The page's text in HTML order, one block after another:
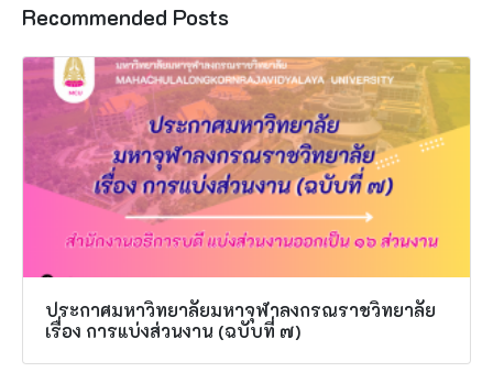
Recommended Posts
ประกาศมหาวิทยาลัยมหาจุฬาลงกรณราชวิทยาลัย
เรื่อง การแบ่งส่วนงาน (ฉบับที่ ๗)